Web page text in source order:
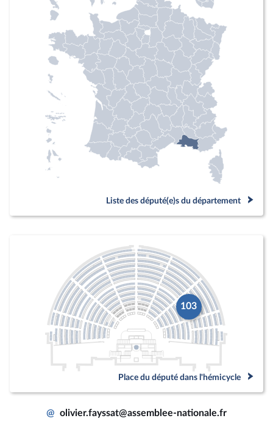
Liste des député(e)s du département
103
Place du député dans l'hémicycle
@ olivier.fayssat@assemblee-nationale.fr